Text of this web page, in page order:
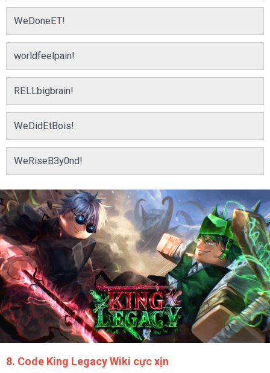
WeDoneET!
worldfeelpain!
RELLbigbrain!
WeDidEtBois!
WeRiseB3y0nd!
8. Code King Legacy Wiki cực xịn